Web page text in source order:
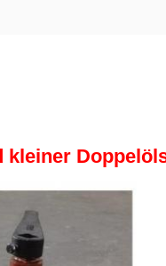
kleiner